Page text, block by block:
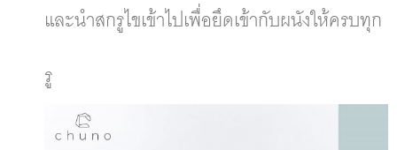
และนำสกรูไขเข้าไปเพื่อยึดเข้ากับผนังให้ครบทุก
รู